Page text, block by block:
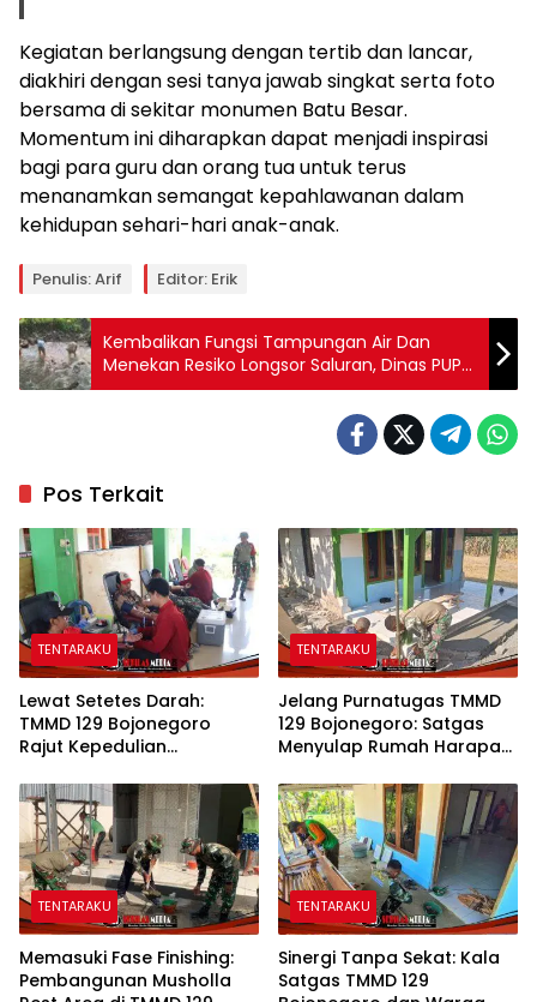
Kegiatan berlangsung dengan tertib dan lancar,
diakhiri dengan sesi tanya jawab singkat serta foto
bersama di sekitar monumen Batu Besar.
Momentum ini diharapkan dapat menjadi inspirasi
bagi para guru dan orang tua untuk terus
menanamkan semangat kepahlawanan dalam
kehidupan sehari-hari anak-anak.
Penulis: Arif Editor: Erik
Kembalikan Fungsi Tampungan Air Dan
Menekan Resiko Longsor Saluran, Dinas PUPR
Kota Kediri Rehabilitasi Talud Sungai
Pos Terkait
TENTARAKU
Lewat Setetes Darah:
TMMD 129 Bojonegoro
Rajut Kepedulian
Kesongo
TENTARAKU
Jelang Purnatugas TMMD
129 Bojonegoro: Satgas
Menyulap Rumah Harapan
Hunian Layak dan Nyaman
TENTARAKU
Memasuki Fase Finishing:
Pembangunan Musholla
TENTARAKU
Sinergi Tanpa Sekat: Kala
Satgas TMMD 129